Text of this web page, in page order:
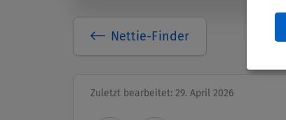
Nettie-Finder
Zuletzt bearbeitet: 29. April 2026